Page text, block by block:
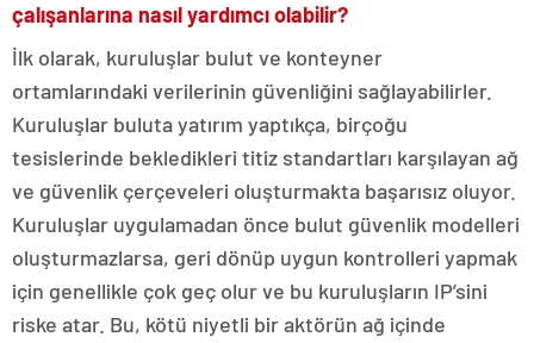
çalışanlarına nasıl yardımcı olabilir?
İlk olarak, kuruluşlar bulut ve konteyner
ortamlarındaki verilerinin güvenliğini sağlayabilirler.
Kuruluşlar buluta yatırım yaptıkça, birçoğu
tesislerinde bekledikleri titiz standartları karşılayan ağ
ve güvenlik çerçeveleri oluşturmakta başarısız oluyor.
Kuruluşlar uygulamadan önce bulut güvenlik modelleri
oluşturmazlarsa, geri dönüp uygun kontrolleri yapmak
için genellikle çok geç olur ve bu kuruluşların IP’sini
riske atar. Bu, kötü niyetli bir aktörün ağ içinde